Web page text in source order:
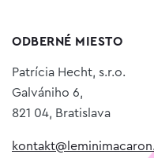
ODBERNÉ MIESTO
Patrícia Hecht, s.r.o.
Galvániho 6,
821 04, Bratislava